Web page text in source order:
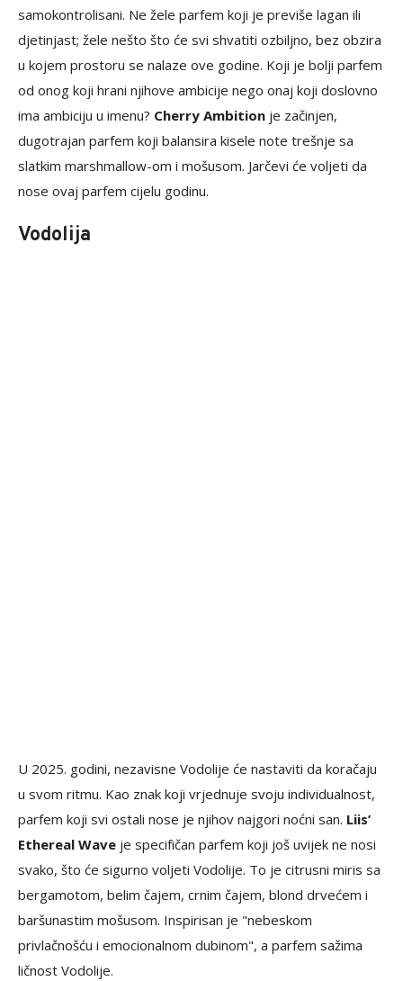
samokontrolisani. Ne žele parfem koji je previše lagan ili
djetinjast; žele nešto što će svi shvatiti ozbiljno, bez obzira
u kojem prostoru se nalaze ove godine. Koji je bolji parfem
od onog koji hrani njihove ambicije nego onaj koji doslovno
ima ambiciju u imenu? Cherry Ambition je začinjen,
dugotrajan parfem koji balansira kisele note trešnje sa
slatkim marshmallow-om i mošusom. Jarčevi će voljeti da
nose ovaj parfem cijelu godinu.
Vodolija
U 2025. godini, nezavisne Vodolije će nastaviti da koračaju
u svom ritmu. Kao znak koji vrjednuje svoju individualnost,
parfem koji svi ostali nose je njihov najgori noćni san. Liis’
Ethereal Wave je specifičan parfem koji još uvijek ne nosi
svako, što će sigurno voljeti Vodolije. To je citrusni miris sa
bergamotom, belim čajem, crnim čajem, blond drvećem i
baršunastim mošusom. Inspirisan je "nebeskom
privlačnošću i emocionalnom dubinom", a parfem sažima
ličnost Vodolije.